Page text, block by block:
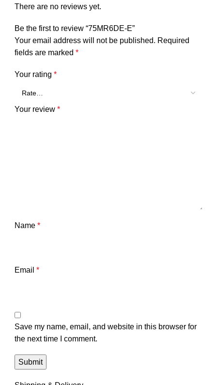
There are no reviews yet.
Be the first to review “75MR6DE-E”
Your email address will not be published. Required
fields are marked *
Your rating *
Your review *
Name *
Email *
Save my name, email, and website in this browser for
the next time I comment.